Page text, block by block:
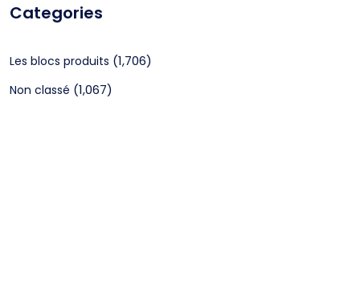
Categories
Les blocs produits (1,706)
Non classé (1,067)